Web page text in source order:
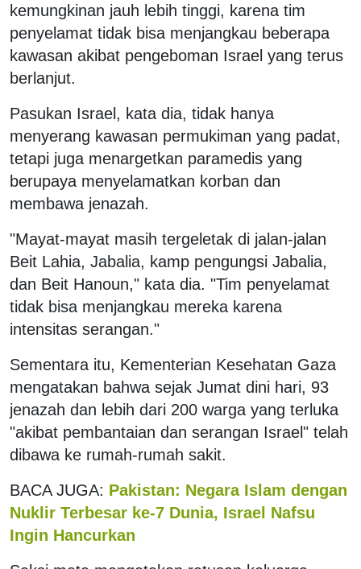
kemungkinan jauh lebih tinggi, karena tim
penyelamat tidak bisa menjangkau beberapa
kawasan akibat pengeboman Israel yang terus
berlanjut.
Pasukan Israel, kata dia, tidak hanya
menyerang kawasan permukiman yang padat,
tetapi juga menargetkan paramedis yang
berupaya menyelamatkan korban dan
membawa jenazah.
"Mayat-mayat masih tergeletak di jalan-jalan
Beit Lahia, Jabalia, kamp pengungsi Jabalia,
dan Beit Hanoun," kata dia. "Tim penyelamat
tidak bisa menjangkau mereka karena
intensitas serangan."
Sementara itu, Kementerian Kesehatan Gaza
mengatakan bahwa sejak Jumat dini hari, 93
jenazah dan lebih dari 200 warga yang terluka
"akibat pembantaian dan serangan Israel" telah
dibawa ke rumah-rumah sakit.
BACA JUGA: Pakistan: Negara Islam dengan
Nuklir Terbesar ke-7 Dunia, Israel Nafsu
Ingin Hancurkan